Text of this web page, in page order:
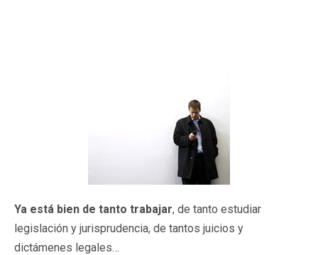
Ya está bien de tanto trabajar, de tanto estudiar
legislación y jurisprudencia, de tantos juicios y
dictámenes legales…